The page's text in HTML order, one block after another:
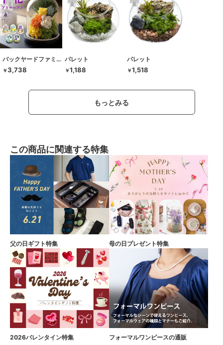
バックヤードファミリー
￥3,738
パレット
￥1,188
パレット
￥1,518
もっとみる
この商品に関連する特集
父の日ギフト特集 母の日プレゼント特集
2026バレンタイン特集 フォーマルワンピースの通販